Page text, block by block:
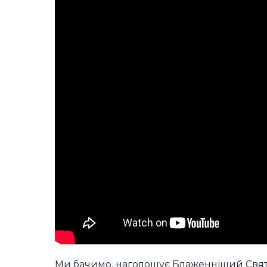
Ми бачимо, наголошує Блаженніший